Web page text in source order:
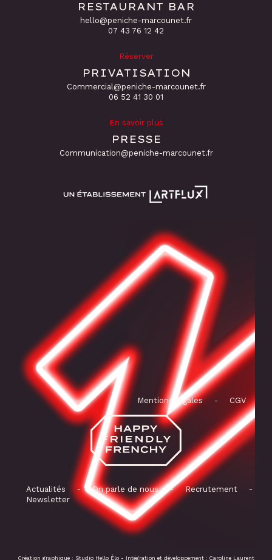
RESTAURANT BAR
hello@peniche-marcounet.fr
‭07 43 76 12 42
Réserver
PRIVATISATION
Commercial@peniche-marcounet.fr
06 52 41 30 01
En savoir plus
PRESSE
Communication@peniche-marcounet.fr
Mentions légales - CGV
Actualités - On parle de nous - Recrutement
-
Newsletter
Création graphique : Studio Hello Élo- Intégration et développement : Caroline Laurent